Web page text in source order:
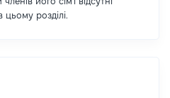
розділі.